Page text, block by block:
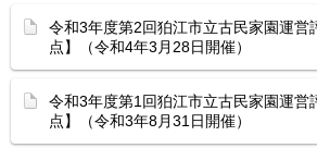
令和3年度第2回狛江市立古民家園運営
点】（令和4年3月28日開催）
令和3年度第1回狛江市立古民家園運営
点】（令和3年8月31日開催）